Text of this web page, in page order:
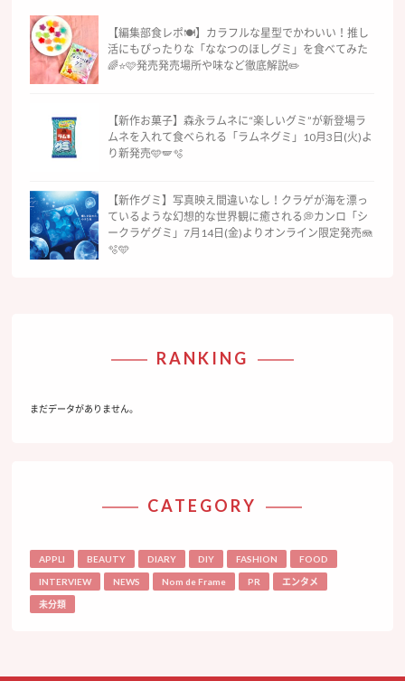
【編集部食レポ🍽】カラフルな星型でかわいい！推し
活にもぴったりな「ななつのほしグミ」を食べてみた
🌈⭐️🩷発売発売場所や味など徹底解説✏️
【新作お菓子】森永ラムネに“楽しいグミ”が新登場ラ
ムネを入れて食べられる「ラムネグミ」10月3日(火)よ
り新発売🩵🪽🫧
【新作グミ】写真映え間違いなし！クラゲが海を漂っ
ているような幻想的な世界観に癒される💭カンロ「シ
ークラゲグミ」7月14日(金)よりオンライン限定発売🪼
🫧🩵
RANKING
まだデータがありません。
CATEGORY
APPLI BEAUTY DIARY DIY FASHION FOOD
INTERVIEW NEWS Nom de Frame PR エンタメ
未分類